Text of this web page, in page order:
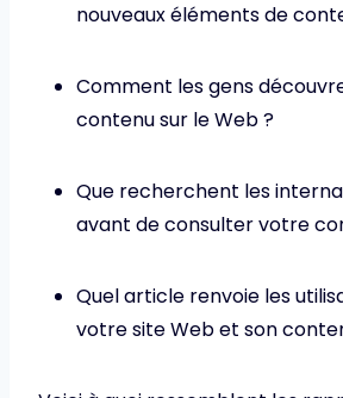
nouveaux éléments de
Comment les gens
contenu sur le Web ?
Que recherchent les
avant de consulter votre
Quel article renvoie les
votre site Web et son